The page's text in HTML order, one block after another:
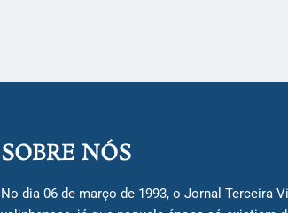
SOBRE NÓS
No dia 06 de março de 1993, o Jornal Terceira